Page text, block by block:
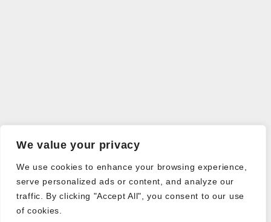
We value your privacy
We use cookies to enhance your browsing experience,
serve personalized ads or content, and analyze our
traffic. By clicking "Accept All", you consent to our use
of cookies.